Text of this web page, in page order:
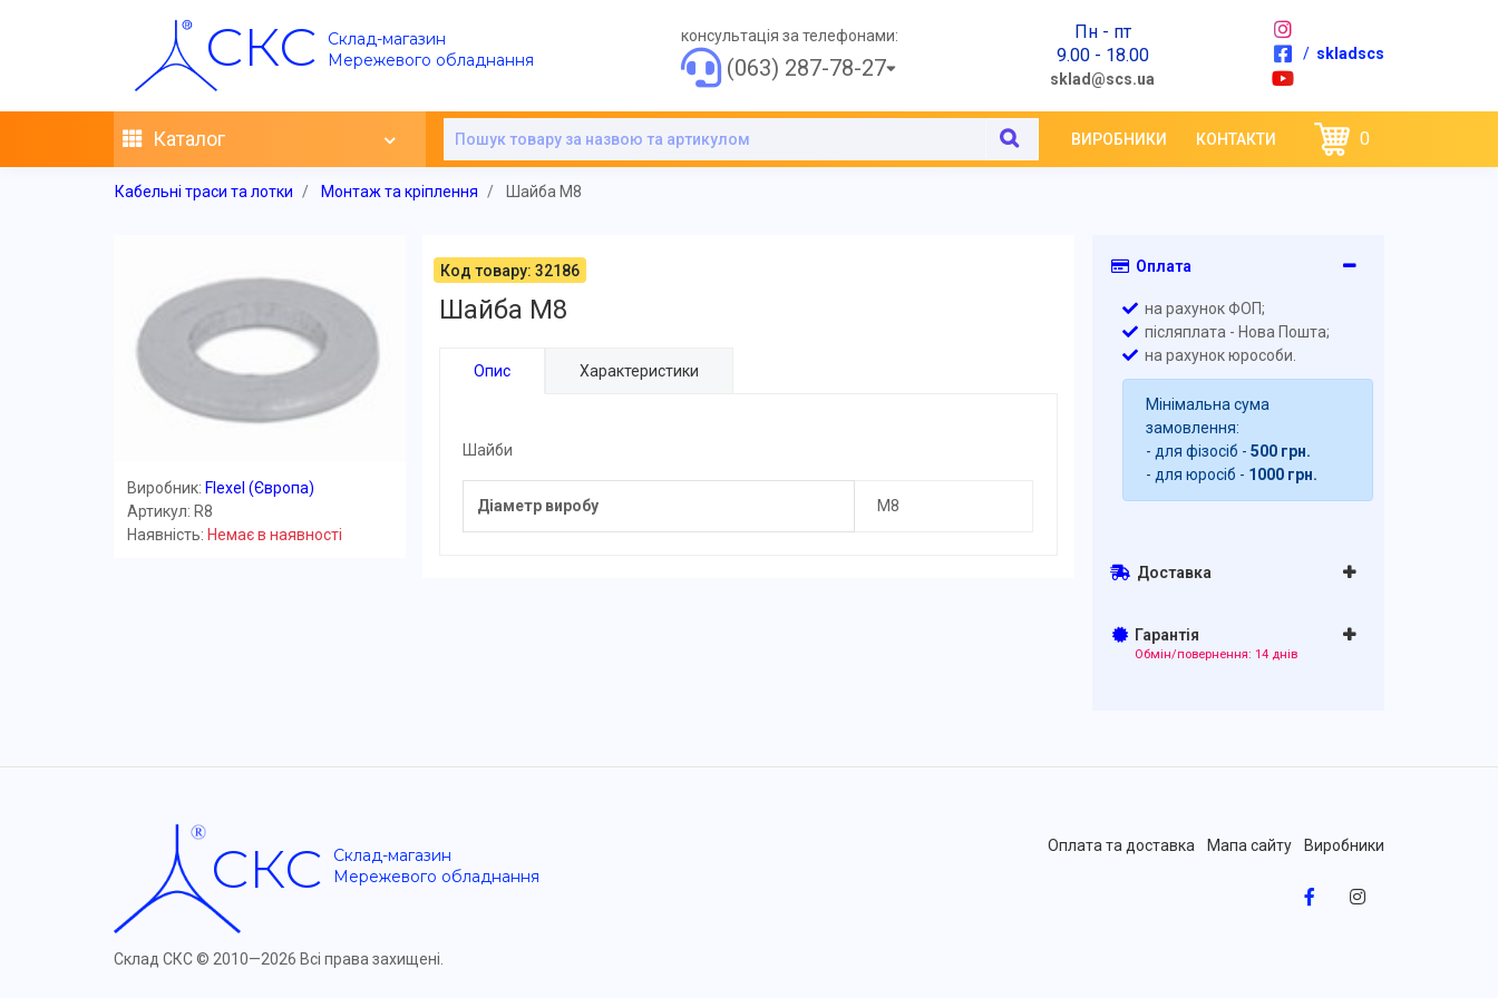
СКС
Склад-магазин
Мережевого обладнання
консультація за телефонами:
(063) 287-78-27
Пн - пт
9.00 - 18.00
sklad@scs.ua
/ skladscs
Каталог ВИРОБНИКИ КОНТАКТИ 0
Кабельні траси та лотки Монтаж та кріплення Шайба М8
Виробник: Flexel (Європа)
Артикул: R8
Наявність: Немає в наявності
Код товару: 32186
Шайба М8
Опис Характеристики
Шайби
Діаметр виробу M8
Оплата
на рахунок ФОП;
післяплата - Нова Пошта;
на рахунок юрособи.
Мінімальна сума
замовлення:
- для фізосіб - 500 грн.
- для юросіб - 1000 грн.
Доставка
Гарантія
Обмін/повернення: 14 днів
СКС
Склад-магазин
Мережевого обладнання
Склад СКС © 2010—2026 Всі права захищені.
Оплата та доставка Мапа сайту Виробники